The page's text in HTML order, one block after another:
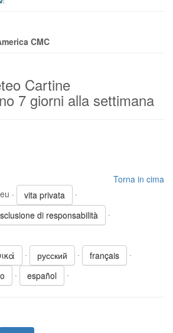
CMC
Cartine
7 giorni alla settimana
Torna in cima
·
vita privata
·
di responsabilità
·
· русский · français
·
· español ·